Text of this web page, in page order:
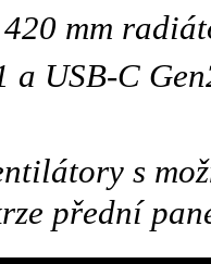
mm
a USB-C
s
přední